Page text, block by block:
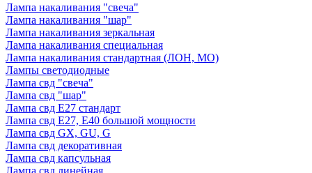
Лампа накаливания "свеча"
Лампа накаливания "шар"
Лампа накаливания зеркальная
Лампа накаливания специальная
Лампа накаливания стандартная (ЛОН, МО)
Лампы светодиодные
Лампа свд "свеча"
Лампа свд "шар"
Лампа свд E27 стандарт
Лампа свд E27, Е40 большой мощности
Лампа свд GX, GU, G
Лампа свд декоративная
Лампа свд капсульная
Лампа свд линейная